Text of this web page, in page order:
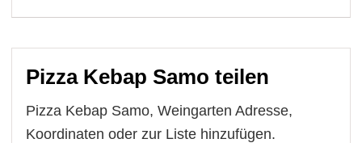
Pizza Kebap Samo teilen
Pizza Kebap Samo, Weingarten Adresse,
Koordinaten oder zur Liste hinzufügen.